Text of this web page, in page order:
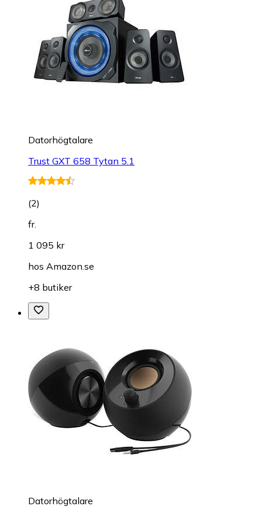
Datorhögtalare
Trust GXT 658 Tytan 5.1
(2)
fr.
1 095 kr
hos Amazon.se
+8 butiker
Datorhögtalare